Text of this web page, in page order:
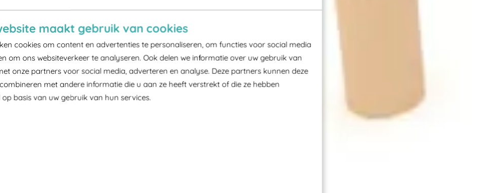
maakt gebruik van cookies
cookies om content en advertenties te personaliseren, om functies voor social media
om ons websiteverkeer te analyseren. Ook delen we informatie over uw gebruik van
onze partners voor social media, adverteren en analyse. Deze partners kunnen deze
met andere informatie die u aan ze heeft verstrekt of die ze hebben
basis van uw gebruik van hun services.